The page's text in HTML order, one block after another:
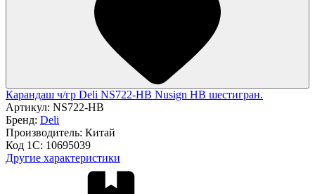
Карандаш ч/гр Deli NS722-HB Nusign HB шестигран.
Артикул: NS722-HB
Бренд: Deli
Производитель: Китай
Код 1С: 10695039
Другие характеристики